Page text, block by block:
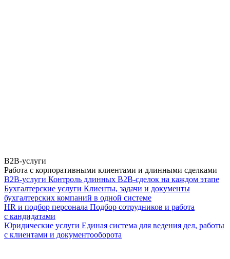
B2B-услуги
Работа с корпоративными клиентами и длинными сделками
B2B-услуги Контроль длинных B2B-сделок на каждом этапе
Бухгалтерские услуги Клиенты, задачи и документы
бухгалтерских компаний в одной системе
HR и подбор персонала Подбор сотрудников и работа
с кандидатами
Юридические услуги Единая система для ведения дел, работы
с клиентами и документооборота